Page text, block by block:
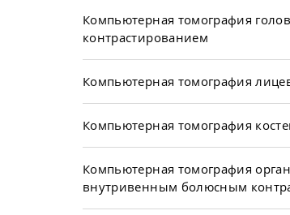
Компьютерная томография
контрастированием
Компьютерная томография
Компьютерная томография
Компьютерная томография
внутривенным болюсным